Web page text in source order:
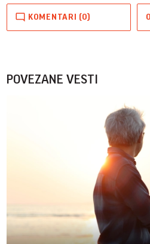
KOMENTARI (0)
POVEZANE VESTI